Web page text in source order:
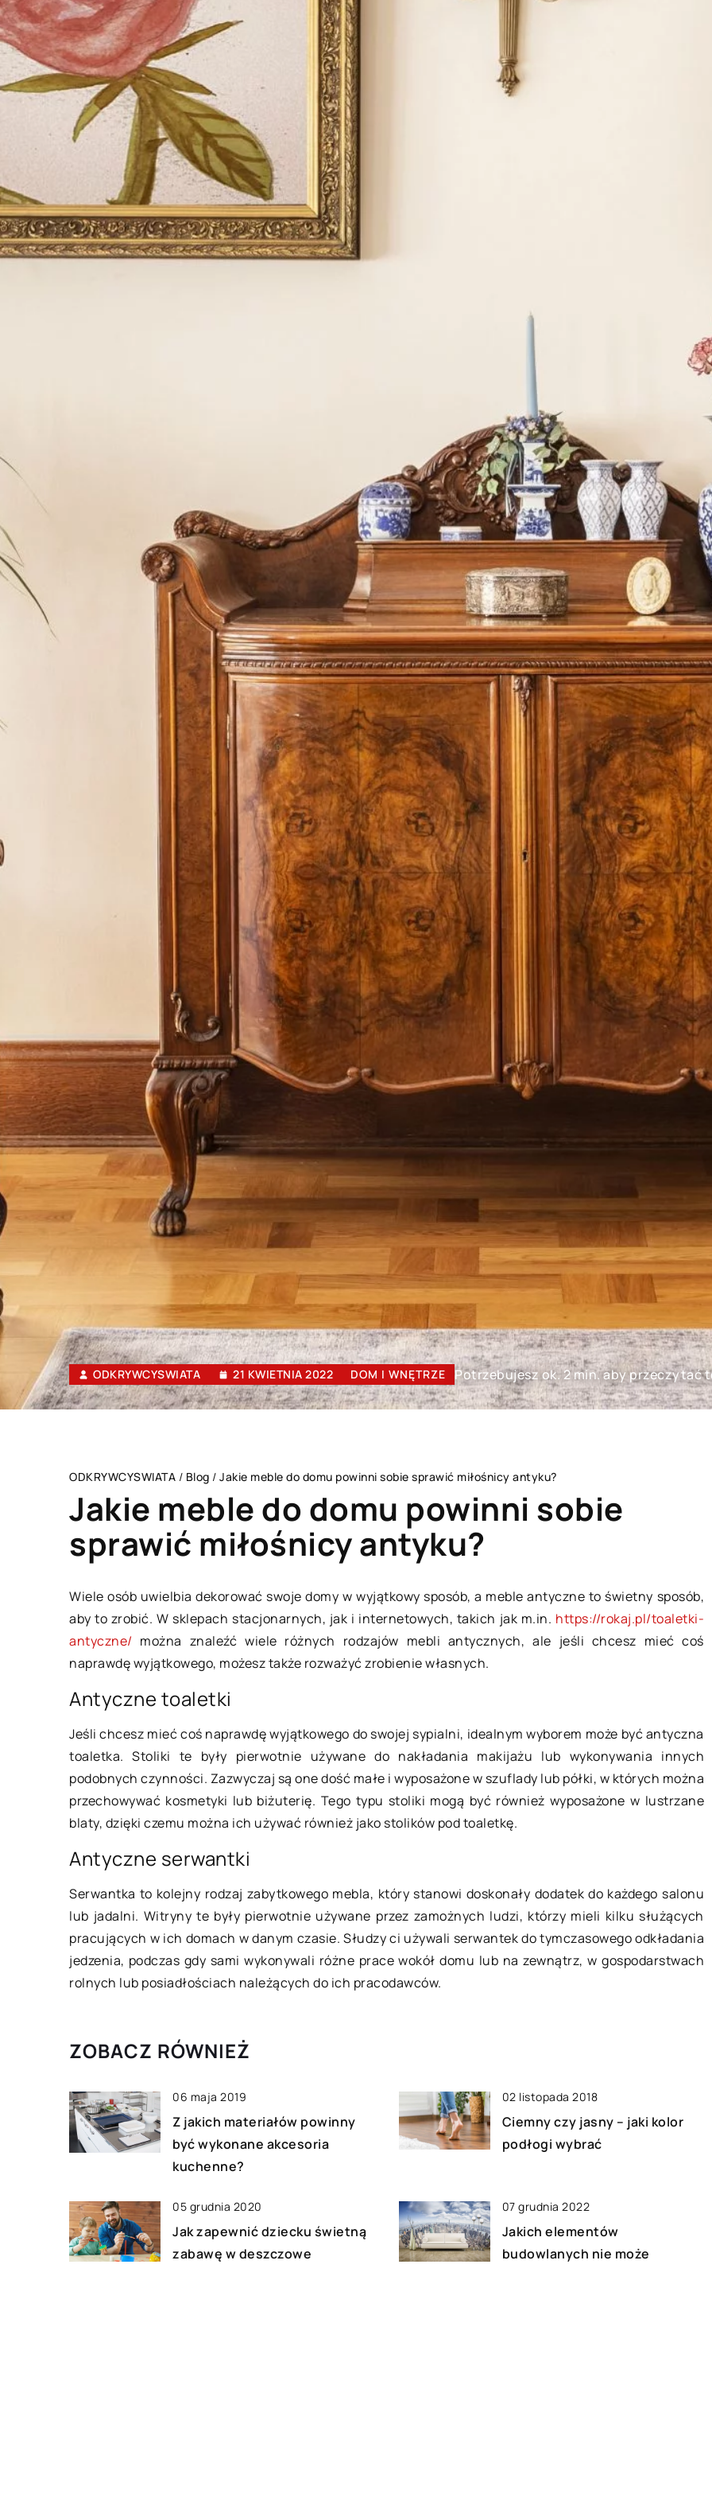
ODKRYWCYSWIATA 21 KWIETNIA 2022 DOM I WNĘTRZE Potrzebujesz ok. 2 min. aby przeczytać
ODKRYWCYSWIATA / Blog / Jakie meble do domu powinni sobie sprawić miłośnicy antyku?
Jakie meble do domu powinni sobie
sprawić miłośnicy antyku?
Wiele osób uwielbia dekorować swoje domy w wyjątkowy sposób, a meble antyczne to świetny sposób,
aby to zrobić. W sklepach stacjonarnych, jak i internetowych, takich jak m.in. https://rokaj.pl/toaletki-
antyczne/ można znaleźć wiele różnych rodzajów mebli antycznych, ale jeśli chcesz mieć coś
naprawdę wyjątkowego, możesz także rozważyć zrobienie własnych.
Antyczne toaletki
Jeśli chcesz mieć coś naprawdę wyjątkowego do swojej sypialni, idealnym wyborem może być antyczna
toaletka. Stoliki te były pierwotnie używane do nakładania makijażu lub wykonywania innych
podobnych czynności. Zazwyczaj są one dość małe i wyposażone w szuflady lub półki, w których można
przechowywać kosmetyki lub biżuterię. Tego typu stoliki mogą być również wyposażone w lustrzane
blaty, dzięki czemu można ich używać również jako stolików pod toaletkę.
Antyczne serwantki
Serwantka to kolejny rodzaj zabytkowego mebla, który stanowi doskonały dodatek do każdego salonu
lub jadalni. Witryny te były pierwotnie używane przez zamożnych ludzi, którzy mieli kilku służących
pracujących w ich domach w danym czasie. Słudzy ci używali serwantek do tymczasowego odkładania
jedzenia, podczas gdy sami wykonywali różne prace wokół domu lub na zewnątrz, w gospodarstwach
rolnych lub posiadłościach należących do ich pracodawców.
ZOBACZ RÓWNIEŻ
06 maja 2019
Z jakich materiałów powinny
być wykonane akcesoria
kuchenne?
02 listopada 2018
Ciemny czy jasny – jaki kolor
podłogi wybrać
05 grudnia 2020
Jak zapewnić dziecku świetną
zabawę w deszczowe
07 grudnia 2022
Jakich elementów
budowlanych nie może
13 stycznia 2022
Co takiego sprawia, że kawa z
ekspresu jest taka dobra?
Kawa może smakować inaczej, jeśli
inaczej, kiedy podawana jest z
ekspresu. Wysokiej jakości ekspres
[…]
28 maja 2021
Kto jest odpowiedzialny za
utrzymanie czystości na osiedlu?
kwestią kontrowersyjną – wielu
mieszkańców doskonale wie, że
rzeczywistość jest całkiem inna niż
zapewnienia spółdzielni […]